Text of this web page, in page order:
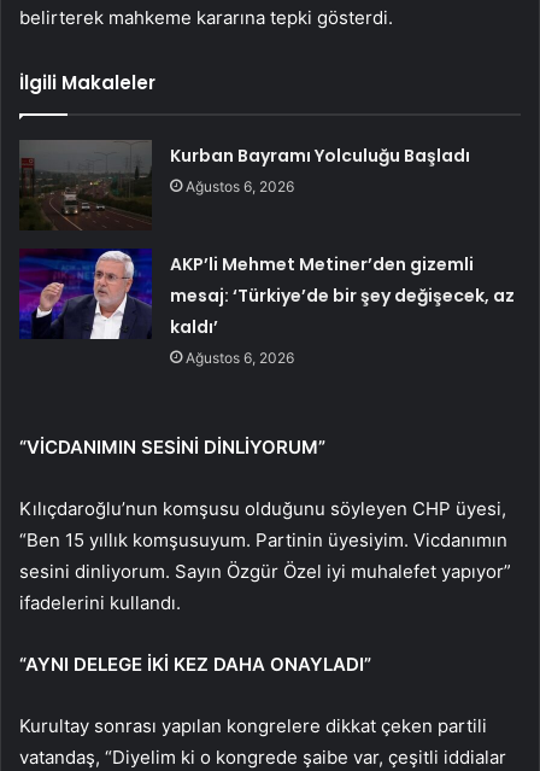
belirterek mahkeme kararına tepki gösterdi.
İlgili Makaleler
Kurban Bayramı Yolculuğu Başladı
Ağustos 6, 2026
AKP’li Mehmet Metiner’den gizemli
mesaj: ‘Türkiye’de bir şey değişecek, az
kaldı’
Ağustos 6, 2026
“VİCDANIMIN SESİNİ DİNLİYORUM”
Kılıçdaroğlu’nun komşusu olduğunu söyleyen CHP üyesi,
“Ben 15 yıllık komşusuyum. Partinin üyesiyim. Vicdanımın
sesini dinliyorum. Sayın Özgür Özel iyi muhalefet yapıyor”
ifadelerini kullandı.
“AYNI DELEGE İKİ KEZ DAHA ONAYLADI”
Kurultay sonrası yapılan kongrelere dikkat çeken partili
vatandaş, “Diyelim ki o kongrede şaibe var, çeşitli iddialar